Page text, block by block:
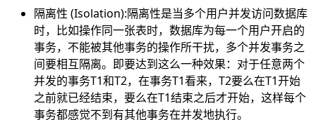
隔离性 (Isolation):隔离性是当多个用户并发访问数据库
时，比如操作同一张表时，数据库为每一个用户开启的
事务，不能被其他事务的操作所干扰，多个并发事务之
间要相互隔离。即要达到这么一种效果：对于任意两个
并发的事务T1和T2，在事务T1看来，T2要么在T1开始
之前就已经结束，要么在T1结束之后才开始，这样每个
事务都感觉不到有其他事务在并发地执行。